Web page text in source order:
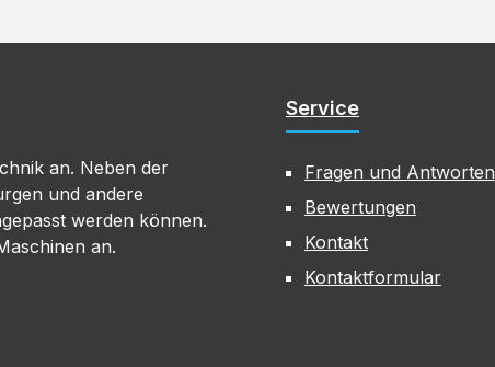
an. Neben der
und andere
werden können.
an.
Service
Fragen und Antworten
Bewertungen
Kontakt
Kontaktformular